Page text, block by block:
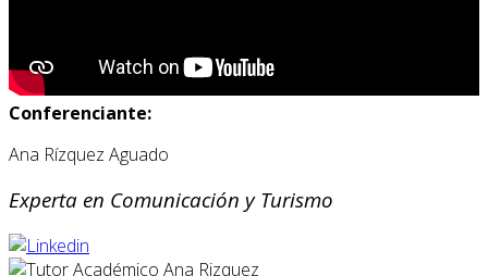
Conferenciante:
Ana Rízquez Aguado
Experta en Comunicación y Turismo